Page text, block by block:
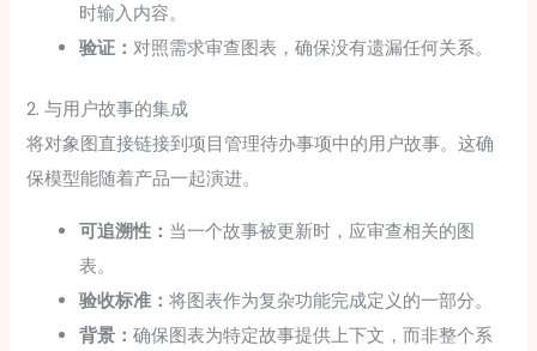
时输入内容。
验证：对照需求审查图表，确保没有遗漏任何关系。
2. 与用户故事的集成
将对象图直接链接到项目管理待办事项中的用户故事。这确
保模型能随着产品一起演进。
可追溯性： 当一个故事被更新时，应审查相关的图
表。
验收标准：将图表作为复杂功能完成定义的一部分。
背景：确保图表为特定故事提供上下文，而非整个系